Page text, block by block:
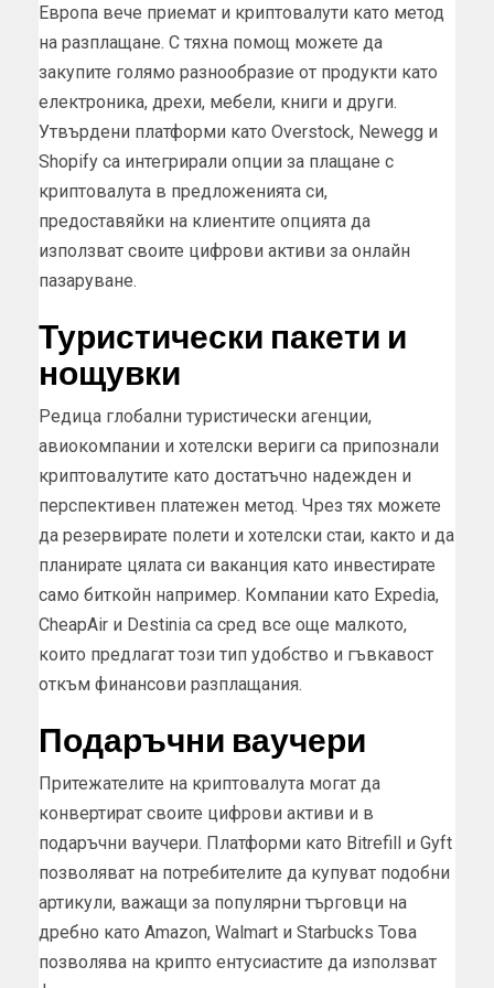
Европа вече приемат и криптовалути като метод
на разплащане. С тяхна помощ можете да
закупите голямо разнообразие от продукти като
електроника, дрехи, мебели, книги и други.
Утвърдени платформи като Overstock, Newegg и
Shopify са интегрирали опции за плащане с
криптовалута в предложенията си,
предоставяйки на клиентите опцията да
използват своите цифрови активи за онлайн
пазаруване.
Туристически пакети и
нощувки
Редица глобални туристически агенции,
авиокомпании и хотелски вериги са припознали
криптовалутите като достатъчно надежден и
перспективен платежен метод. Чрез тях можете
да резервирате полети и хотелски стаи, както и да
планирате цялата си ваканция като инвестирате
само биткойн например. Компании като Expedia,
CheapAir и Destinia са сред все още малкото,
които предлагат този тип удобство и гъвкавост
откъм финансови разплащания.
Подаръчни ваучери
Притежателите на криптовалута могат да
конвертират своите цифрови активи и в
подаръчни ваучери. Платформи като Bitrefill и Gyft
позволяват на потребителите да купуват подобни
артикули, важащи за популярни търговци на
дребно като Amazon, Walmart и Starbucks Това
позволява на крипто ентусиастите да използват